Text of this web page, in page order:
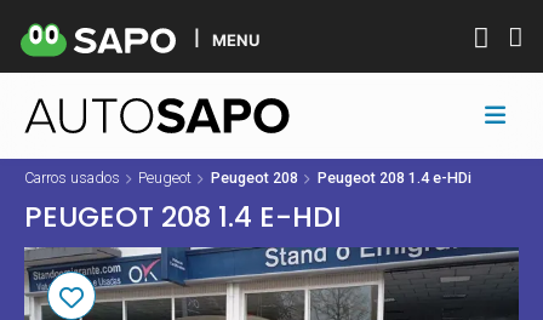
MENU
Carros usados Peugeot Peugeot 208 Peugeot 208 1.4 e-HDi
PEUGEOT 208 1.4 E-HDI